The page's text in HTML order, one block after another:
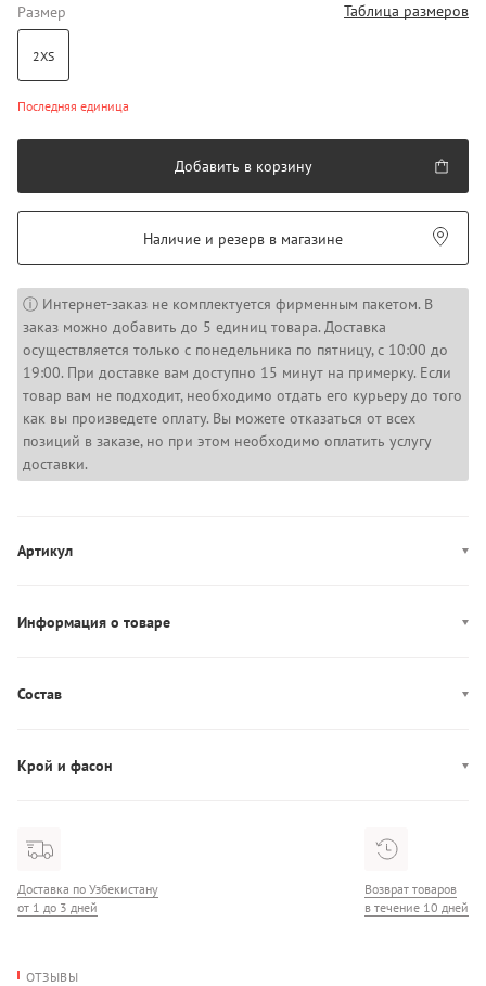
Размер Таблица размеров
2XS
Последняя единица
Добавить в корзину
Наличие и резерв в магазине
ⓘ Интернет-заказ не комплектуется фирменным пакетом. В
заказ можно добавить до 5 единиц товара. Доставка
осуществляется только с понедельника по пятницу, с 10:00 до
19:00. При доставке вам доступно 15 минут на примерку. Если
товар вам не подходит, необходимо отдать его курьеру до того
как вы произведете оплату. Вы можете отказаться от всех
позиций в заказе, но при этом необходимо оплатить услугу
доставки.
Артикул
Информация о товаре
Застежка: эластичный пояс, завязки
Карманы: три кармана
Состав
Крой и фасон
Доставка по Узбекистану
от 1 до 3 дней
Возврат товаров
в течение 10 дней
ОТЗЫВЫ